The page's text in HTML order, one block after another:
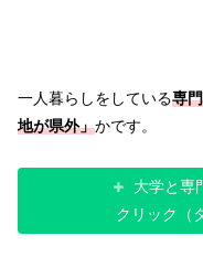
一人暮らしをしている専
地が県外」かです。
大学と専
クリック（